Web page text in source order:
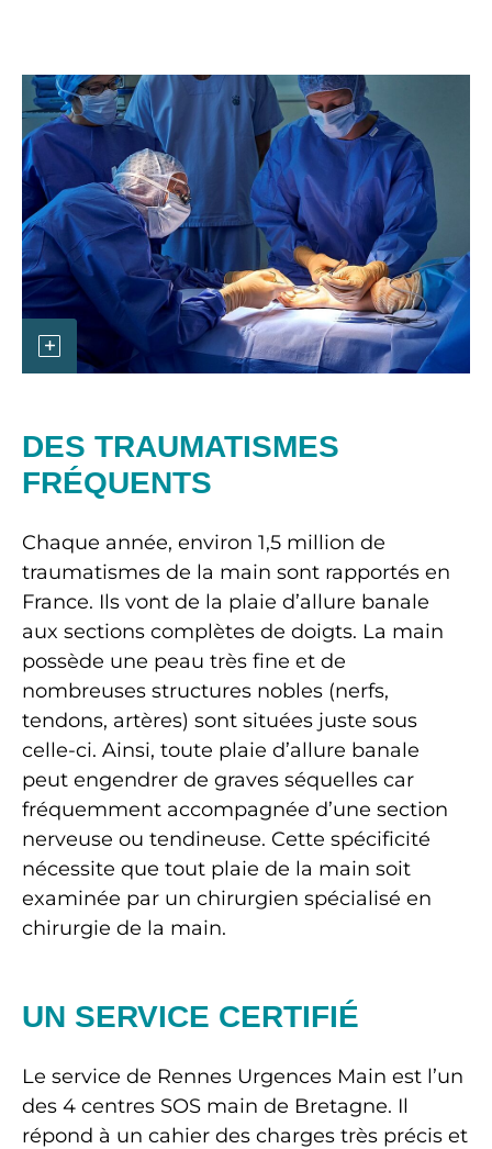
DES TRAUMATISMES
FRÉQUENTS
Chaque année, environ 1,5 million de
traumatismes de la main sont rapportés en
France. Ils vont de la plaie d’allure banale
aux sections complètes de doigts. La main
possède une peau très fine et de
nombreuses structures nobles (nerfs,
tendons, artères) sont situées juste sous
celle-ci. Ainsi, toute plaie d’allure banale
peut engendrer de graves séquelles car
fréquemment accompagnée d’une section
nerveuse ou tendineuse. Cette spécificité
nécessite que tout plaie de la main soit
examinée par un chirurgien spécialisé en
chirurgie de la main.
UN SERVICE CERTIFIÉ
Le service de Rennes Urgences Main est l’un
des 4 centres SOS main de Bretagne. Il
répond à un cahier des charges très précis et